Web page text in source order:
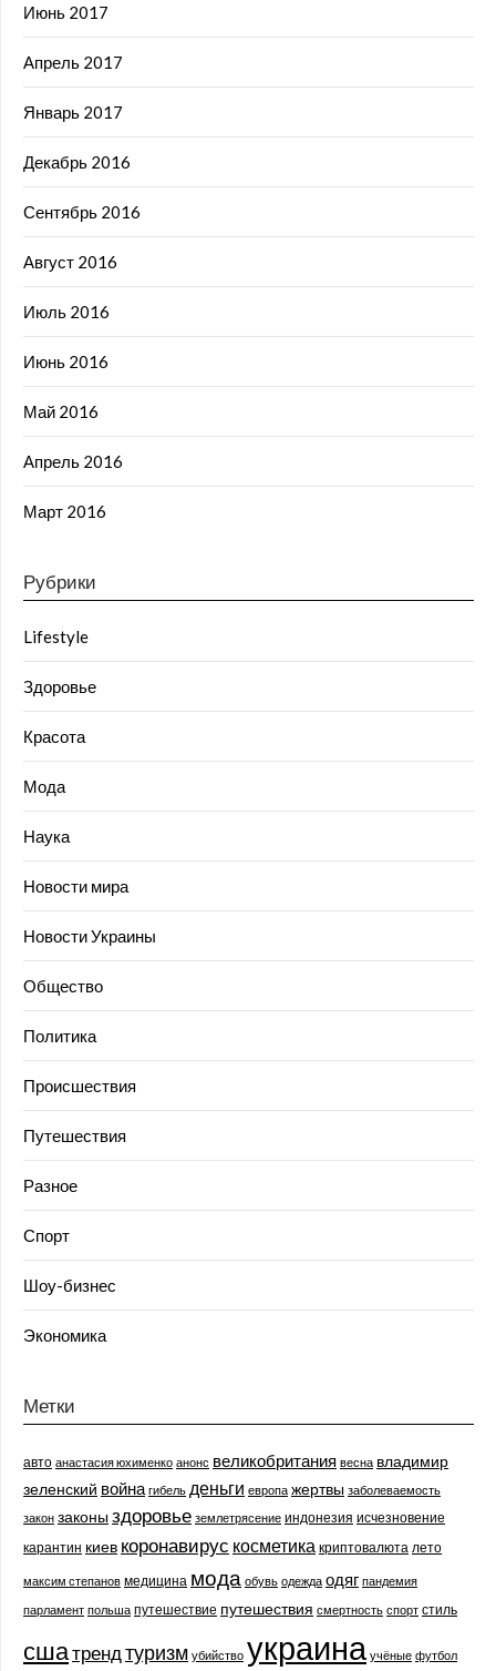
Июнь 2017
Апрель 2017
Январь 2017
Декабрь 2016
Сентябрь 2016
Август 2016
Июль 2016
Июнь 2016
Май 2016
Апрель 2016
Март 2016
Рубрики
Lifestyle
Здоровье
Красота
Мода
Наука
Новости мира
Новости Украины
Общество
Политика
Происшествия
Путешествия
Разное
Спорт
Шоу-бизнес
Экономика
Метки
авто анастасия юхименко анонс великобритания весна владимир
зеленский война гибель деньги европа жертвы заболеваемость
закон законыздоровье землетрясение индонезия исчезновение
карантин киев коронавирус косметика криптовалюта лето
максим степанов медицина мода обувь одежда одяг пандемия
парламент польша путешествие путешествия смертность спорт стиль
сшатренд туризм убийство украина учёные футбол